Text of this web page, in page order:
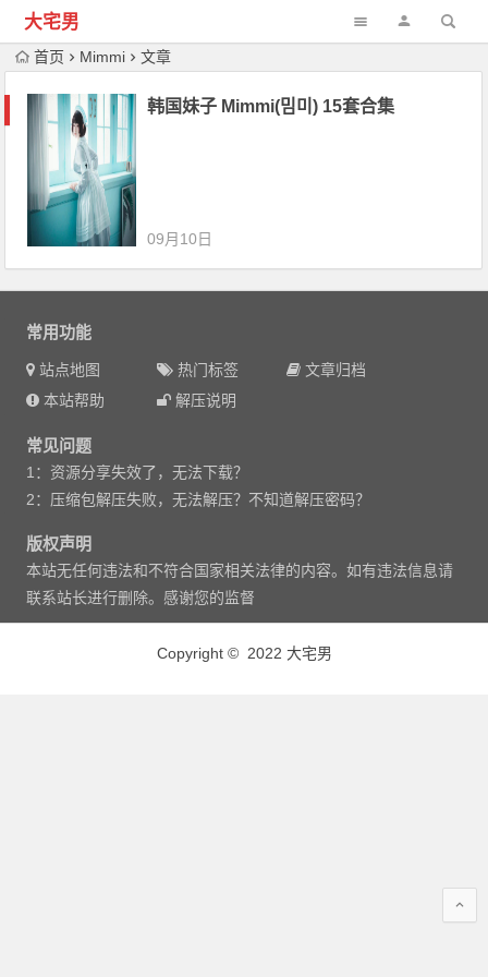
大宅男
首页 Mimmi 文章
韩国妹子 Mimmi(밈미) 15套合集
09月10日
常用功能
站点地图 热门标签
文章归档
本站帮助
解压说明
常见问题
1：资源分享失效了，无法下载？
2：压缩包解压失败，无法解压？不知道解压密码？
版权声明
本站无任何违法和不符合国家相关法律的内容。如有违法信息请
联系站长进行删除。感谢您的监督
Copyright © 2022 大宅男